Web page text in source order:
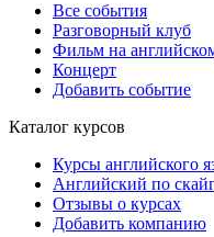
Все события
Разговорный клуб
Фильм на
Концерт
Добавить событие
Каталог курсов
Курсы английского
Английский по
Отзывы о курсах
Добавить компанию